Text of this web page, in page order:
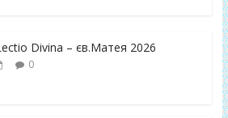
Divina – єв.Матея 2026
0